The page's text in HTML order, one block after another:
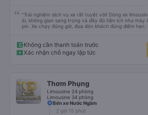
"Trải nghiệm dịch vụ xe rất tuyệt vời! Dòng xe
ái, không gian sang trọng và đầy đủ tiện ích như máy
pin. Xe chạy đúng giờ, đưa đón khách đúng điểm hẹn.
Không cần thanh toán trước
Xác nhận chỗ ngay lập tức
Thơm Phụng
Limousine 24 phòng
Limousine 34 phòng
Bến xe Nước Ngầm
2 giờ 15 phút